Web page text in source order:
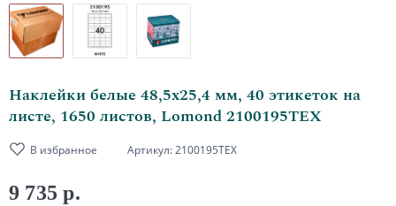
Наклейки белые 48,5х25,4 мм, 40 этикеток на
листе, 1650 листов, Lomond 2100195ТЕХ
В избранное Артикул:2100195ТЕХ
9 735 р.